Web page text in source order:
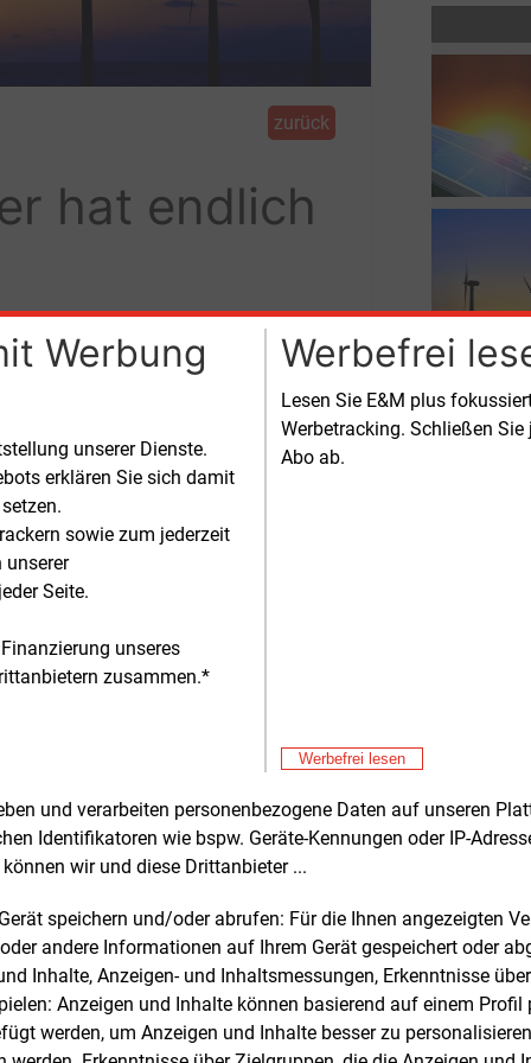
Werbung
unserer Dienste.
erklären Sie sich damit
sowie zum jederzeit
unserer
Seite.
unseres
zusammen.*
Werbefrei
Lesen Sie E&M plus
Werbetracking. Schließen
Abo ab.
Werbefrei lesen
und verarbeiten personenbezogene Daten auf unseren
Identifikatoren wie bspw. Geräte-Kennungen oder IP-
wir und diese Drittanbieter ...
speichern und/oder abrufen: Für die Ihnen angezeigten
andere Informationen auf Ihrem Gerät gespeichert oder
Inhalte, Anzeigen- und Inhaltsmessungen, Erkenntnisse
Anzeigen und Inhalte können basierend auf einem Profil
werden, um Anzeigen und Inhalte besser zu
zurück
hat endlich
für den Offshore-Windpark
melden
inzwischen hatte der
Betreiber Global
Partners (GIP) aus den USA den
Teil der WPD übernommen und in
Renewables umbenannt – gab es
Neuigkeiten von dem Projekt:
Co., Ltd., Total Energies,
Generating Public Company Ltd.
Windpark fertigzustellen, vermeldete
man plangemäß.
2024 folgte der nächste
Behörden für die geplanten
Zu diesem Zeitpunkt erzeugten
34 der 80 Turbinen Strom.
alle 80 Windturbinen in Betrieb,
E&M
E&M